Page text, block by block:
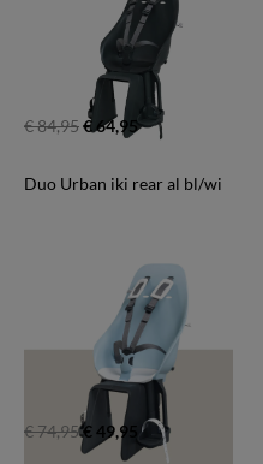
€ 84,95€ 64,95
Duo Urban iki rear al bl/wi
€ 74,95€ 49,95